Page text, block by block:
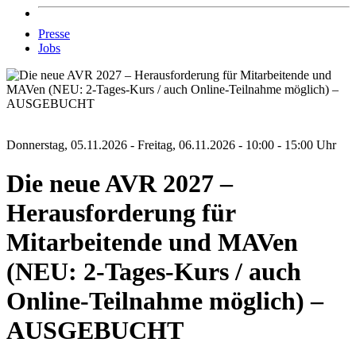
Presse
Jobs
Donnerstag, 05.11.2026 - Freitag, 06.11.2026 - 10:00 - 15:00 Uhr
Die neue AVR 2027 –
Herausforderung für
Mitarbeitende und MAVen
(NEU: 2-Tages-Kurs / auch
Online-Teilnahme möglich) –
AUSGEBUCHT